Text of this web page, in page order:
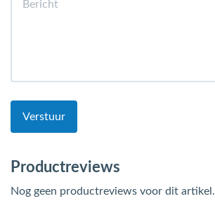
Verstuur
Productreviews
Nog geen productreviews voor dit artikel.